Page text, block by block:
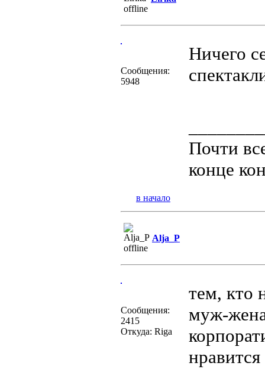
Сообщения:
5948
Ничего
Почти
конце
в начало
Alja_P
Сообщения:
2415
Откуда: Riga
тем, кто
муж-